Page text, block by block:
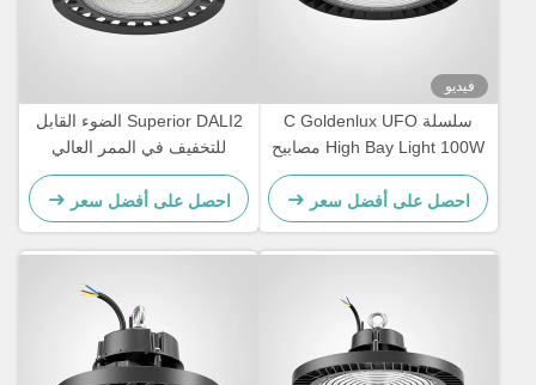
فيديو
سلسلة C Goldenlux UFO
High Bay Light 100W مصابيح
LED الصناعية
احصل على أفضل سعر
Superior DALI2 الضوء القابل
للتخفيف في الممر العالي
للمخزن
احصل على أفضل سعر